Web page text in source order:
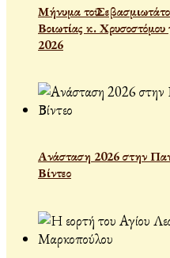
Μήνυμα τοῦ
Βοιωτίας κ. Χρυσοστόμου
2026
Ανάσταση 2026 στην
Βίντεο